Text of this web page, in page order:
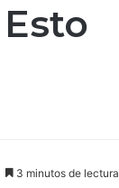
3 minutos de lectura